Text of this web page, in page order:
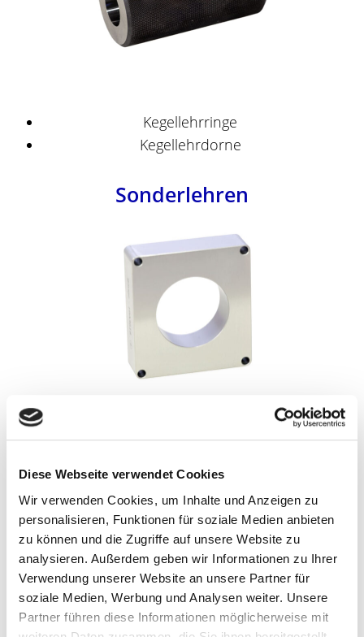
Diese Webseite verwendet Cookies
Wir verwenden Cookies, um Inhalte und Anzeigen zu
personalisieren, Funktionen für soziale Medien anbieten
zu können und die Zugriffe auf unsere Website zu
analysieren. Außerdem geben wir Informationen zu Ihrer
Verwendung unserer Website an unsere Partner für
soziale Medien, Werbung und Analysen weiter. Unsere
Partner führen diese Informationen möglicherweise mit
Kegellehrringe
Kegellehrdorne
Sonderlehren
nach Kundenzeichnung
Arbeitslehre oder Abnahmelehre?
Lehren für die Qualitätssicherung -
Eine kurze Einführung
Eine spezielle Art des Prüfens ist das Lehren. Durch das
Lehren wird festgestellt, ob die Grenzen für bestimmte
Längen, Winkel oder Formen eines Werkstückes